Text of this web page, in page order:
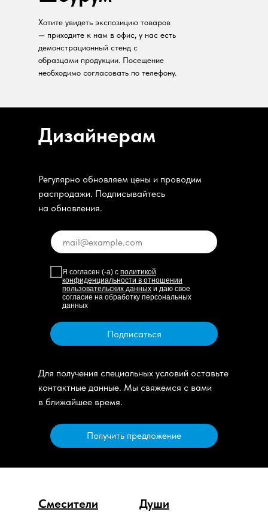
Хотите увидеть экспозицию товаров
— приходите к нам в офис, у нас есть
демонстрационный стенд с
образцами продукции. Посещение
необходимо согласовать по телефону.
Дизайнерам
Регулярно обновляем цены и проводим
распродажи. Подписывайтесь
на обновления.
Я согласен (-а) с политикой
конфиденциальности в отношении
пользовательских данных и даю свое
согласие на обработку персональных
данных
Подписаться
Для получения специальных условий оставьте
контактные данные. Мы свяжемся с вами
в ближайшее время.
Получить предложение
Смесители Души